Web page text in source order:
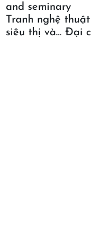
and seminary
Tranh nghệ
siêu thị và… Đại